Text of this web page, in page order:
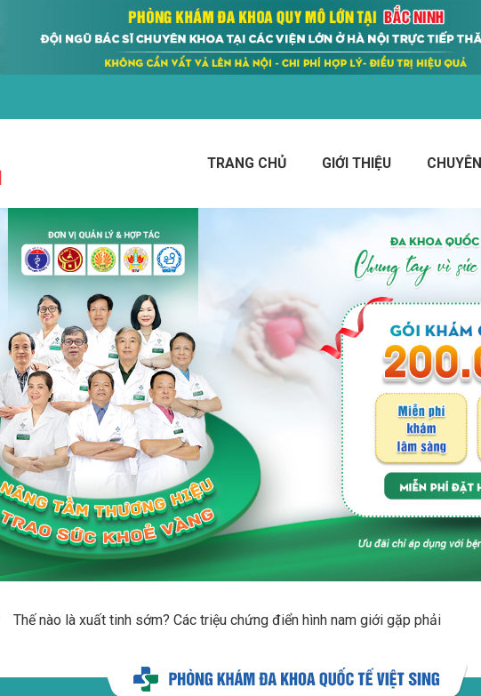
TRANG CHỦ GIỚI THIỆU
Thế nào là xuất tinh sớm? Các triệu chứng điển hình nam giới gặp phải